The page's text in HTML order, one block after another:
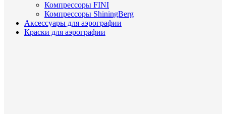
Компрессоры FINI
Компрессоры ShiningBerg
Аксессуары для аэрографии
Краски для аэрографии